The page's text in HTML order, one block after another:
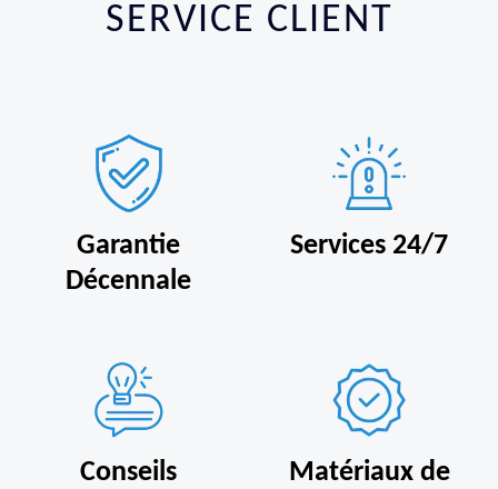
SERVICE CLIENT
Garantie
Décennale
Services 24/7
Conseils
Matériaux de